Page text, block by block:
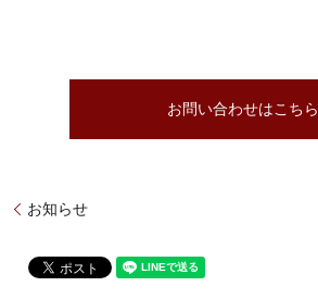
お問い合わせはこちら
お知らせ